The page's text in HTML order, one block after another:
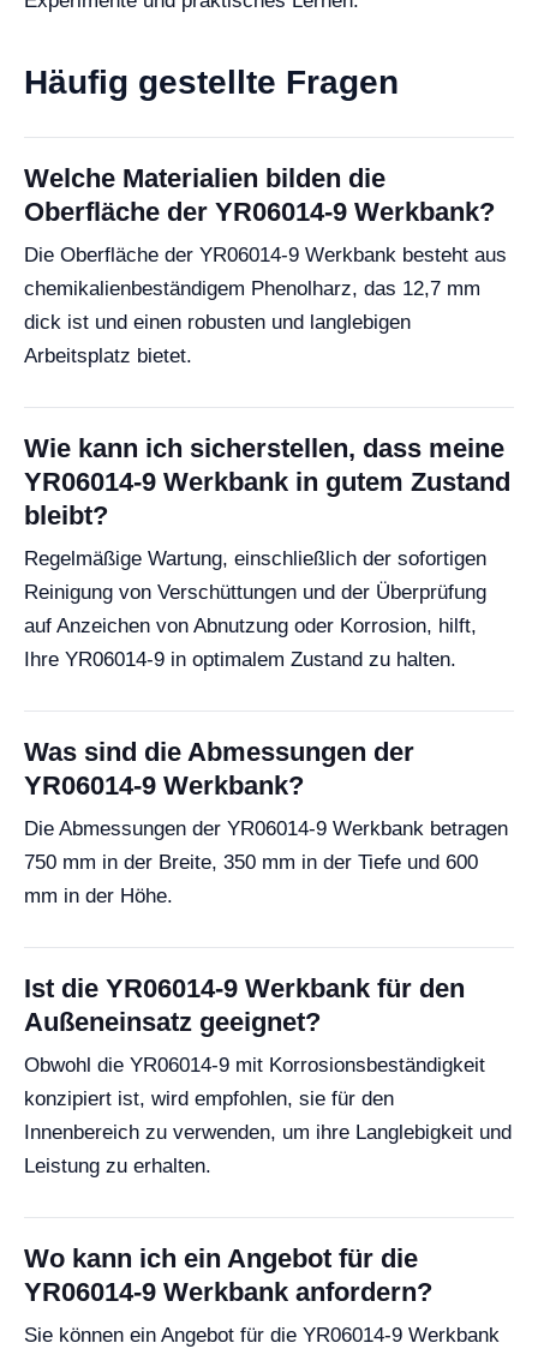
Häufig gestellte Fragen
Welche Materialien bilden die
Oberfläche der YR06014-9 Werkbank?
Die Oberfläche der YR06014-9 Werkbank besteht aus
chemikalienbeständigem Phenolharz, das 12,7 mm
dick ist und einen robusten und langlebigen
Arbeitsplatz bietet.
Wie kann ich sicherstellen, dass meine
YR06014-9 Werkbank in gutem Zustand
bleibt?
Regelmäßige Wartung, einschließlich der sofortigen
Reinigung von Verschüttungen und der Überprüfung
auf Anzeichen von Abnutzung oder Korrosion, hilft,
Ihre YR06014-9 in optimalem Zustand zu halten.
Was sind die Abmessungen der
YR06014-9 Werkbank?
Die Abmessungen der YR06014-9 Werkbank betragen
750 mm in der Breite, 350 mm in der Tiefe und 600
mm in der Höhe.
Ist die YR06014-9 Werkbank für den
Außeneinsatz geeignet?
Obwohl die YR06014-9 mit Korrosionsbeständigkeit
konzipiert ist, wird empfohlen, sie für den
Innenbereich zu verwenden, um ihre Langlebigkeit und
Leistung zu erhalten.
Wo kann ich ein Angebot für die
YR06014-9 Werkbank anfordern?
Sie können ein Angebot für die YR06014-9 Werkbank